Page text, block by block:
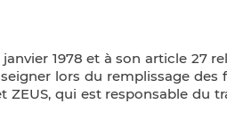
1978 et à son article 27
lors du remplissage
qui est responsable du